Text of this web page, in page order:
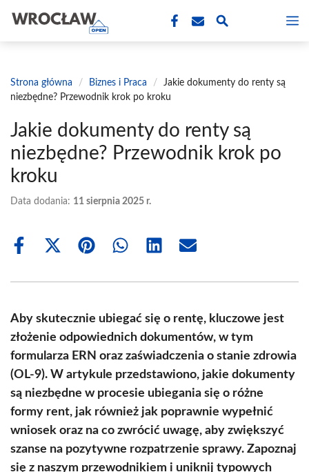
treści
Strona główna / Biznes i Praca /
Jakie dokumenty do renty są
niezbędne? Przewodnik krok po kroku
Jakie dokumenty do renty są
niezbędne? Przewodnik krok po
kroku
Data dodania: 11 sierpnia 2025 r.
Share
Share
(Twitter)
Share Share Share Share
Aby skutecznie ubiegać się o rentę, kluczowe jest
złożenie odpowiednich dokumentów, w tym
formularza ERN oraz zaświadczenia o stanie zdrowia
(OL-9). W artykule przedstawiono, jakie dokumenty
są niezbędne w procesie ubiegania się o różne
formy rent, jak również jak poprawnie wypełnić
wniosek oraz na co zwrócić uwagę, aby zwiększyć
szanse na pozytywne rozpatrzenie sprawy. Zapoznaj
się z naszym przewodnikiem i uniknij typowych